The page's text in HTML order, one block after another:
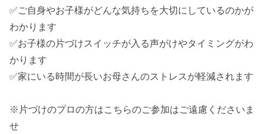
✅ご自身やお子様がどんな気持ちを大切にしているのかが
わかります
✅お子様の片づけスイッチが入る声がけやタイミングがわ
かります
✅家にいる時間が長いお母さんのストレスが軽減されます
※片づけのプロの方はこちらのご参加はご遠慮くださいま
せ